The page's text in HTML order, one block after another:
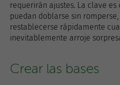
requerirán ajustes. La clave es
puedan doblarse sin
restablecerse rápidamente
inevitablemente arroje
Crear las bases